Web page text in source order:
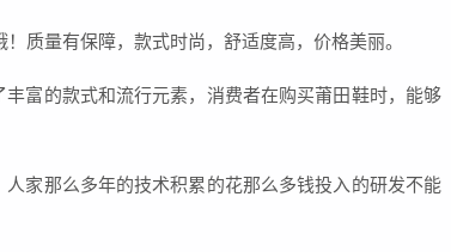
质量有保障，款式时尚，舒适度高，价格美丽。
富的款式和流行元素，消费者在购买莆田鞋时，能够
家那么多年的技术积累的花那么多钱投入的研发不能